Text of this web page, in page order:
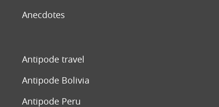
Anecdotes
Antipode travel
Antipode Bolivia
Antipode Peru